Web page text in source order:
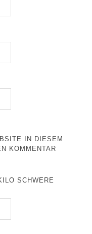
IN DIESEM
KOMMENTAR
SCHWERE